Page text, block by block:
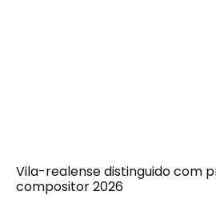
Vila-realense distinguido com
compositor 2026